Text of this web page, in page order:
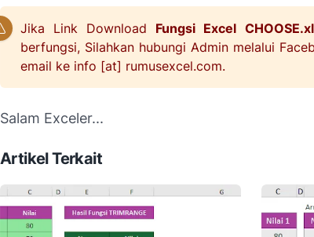
Jika Link Download Fungsi Excel
berfungsi, Silahkan hubungi Admin melalui
email ke info [at] rumusexcel.com.
Salam Exceler...
Artikel Terkait